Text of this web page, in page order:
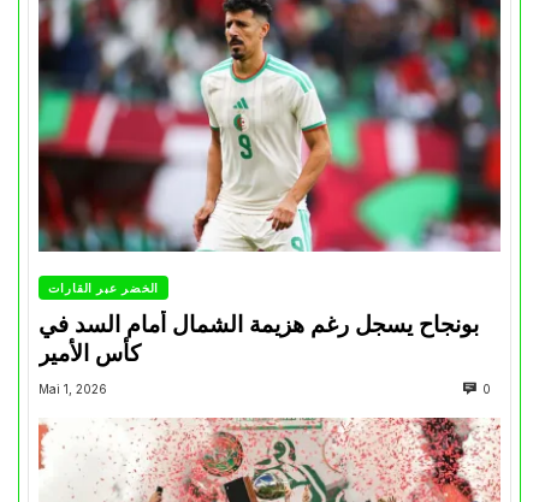
الخضر عبر القارات
بونجاح يسجل رغم هزيمة الشمال أمام السد في
كأس الأمير
Mai 1, 2026 0